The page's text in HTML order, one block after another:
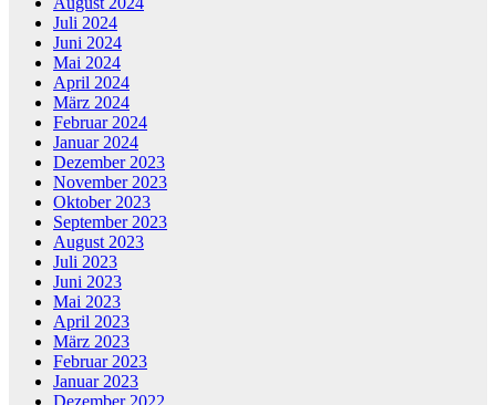
Juli 2024
Juni 2024
Mai 2024
April 2024
März 2024
Februar 2024
Januar 2024
Dezember 2023
November 2023
Oktober 2023
September 2023
August 2023
Juli 2023
Juni 2023
Mai 2023
April 2023
März 2023
Februar 2023
Januar 2023
Dezember 2022